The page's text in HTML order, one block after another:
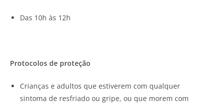
Das 10h às 12h
Protocolos de proteção
Crianças e adultos que estiverem com qualquer
sintoma de resfriado ou gripe, ou que morem com